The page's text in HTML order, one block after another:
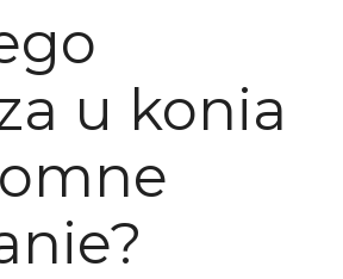
u konia